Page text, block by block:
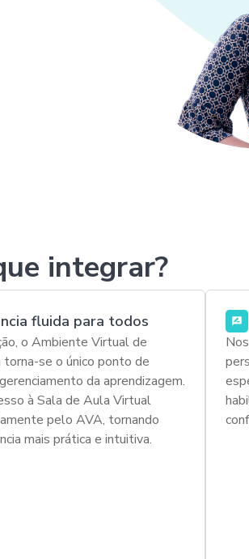
integrar?
fluida para todos
o Ambiente Virtual de
se o único ponto de
da aprendizagem.
à Sala de Aula Virtual
pelo AVA, tornando
mais prática e intuitiva.